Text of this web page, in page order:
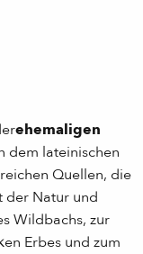
ehemaligen
dem lateinischen
Quellen, die
der Natur und
Wildbachs, zur
Erbes und zum